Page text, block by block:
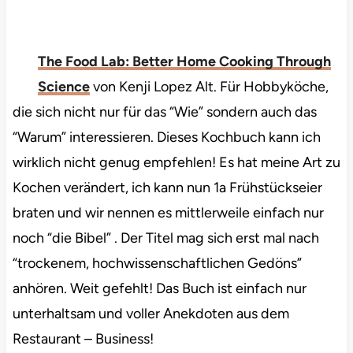
The Food Lab: Better Home Cooking Through
Sciencevon Kenji Lopez Alt. Für Hobbyköche,
die sich nicht nur für das “Wie” sondern auch das
“Warum” interessieren. Dieses Kochbuch kann ich
wirklich nicht genug empfehlen! Es hat meine Art zu
Kochen verändert, ich kann nun 1a Frühstückseier
braten und wir nennen es mittlerweile einfach nur
noch “die Bibel” . Der Titel mag sich erst mal nach
“trockenem, hochwissenschaftlichen Gedöns”
anhören. Weit gefehlt! Das Buch ist einfach nur
unterhaltsam und voller Anekdoten aus dem
Restaurant – Business!